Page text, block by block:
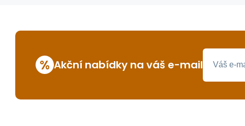
% Akční nabídky na váš e-mail